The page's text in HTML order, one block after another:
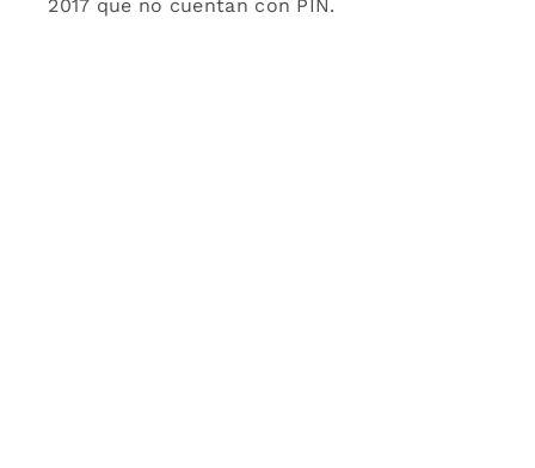
2017 que no cuentan con PIN.